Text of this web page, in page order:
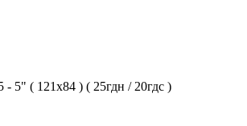
5" ( 121х84 ) ( 25гдн / 20гдс )